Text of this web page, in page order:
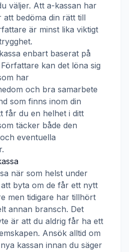
väljer. Att a-kassan har
bedöma din rätt till
är minst lika viktigt
enbart baserat på
Författare kan det löna sig
har
och bra samarbete
som finns inom din
får du en helhet i ditt
täcker både den
eventuella
när som helst under
byta om de får ett nytt
men tidigare har tillhört
annan bransch. Det
är att du aldrig får ha ett
Ansök alltid om
kassan innan du säger